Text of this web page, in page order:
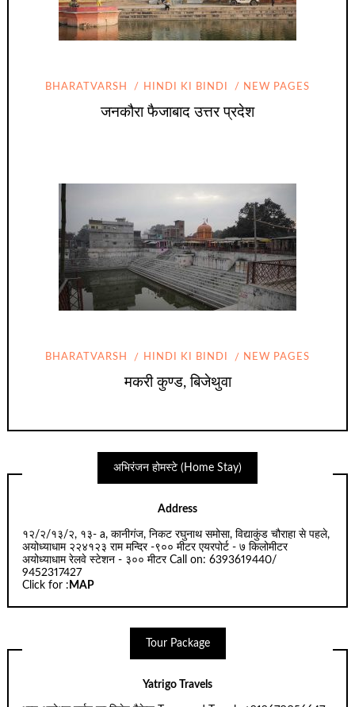
BHARATVARSH HINDI KI BINDI NEW PAGES
जनकौरा फैजाबाद उत्तर प्रदेश
BHARATVARSH HINDI KI BINDI NEW PAGES
मकरी कुण्ड, बिजेथुवा
अभिरंजन होमस्टे (Home Stay)
Address
१२/२/१३/२, १३- a, कानीगंज, निकट रघुनाथ समोसा, विद्याकुंड चौराहा से पहले,
अयोध्याधाम २२४१२३ राम मन्दिर -९०० मीटर एयरपोर्ट - ७ किलोमीटर
अयोध्याधाम रेलवे स्टेशन - ३०० मीटर Call on: 6393619440/
9452317427
Click for : MAP
Tour Package
Yatrigo Travels